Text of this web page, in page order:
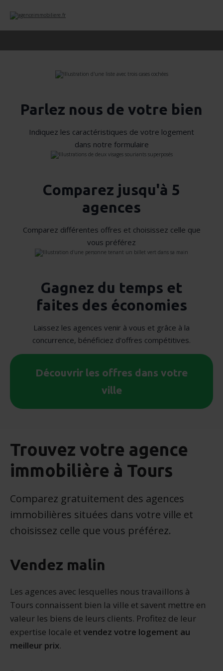
Parlez nous de votre bien
Indiquez les caractéristiques de votre logement
dans notre formulaire
Comparez jusqu'à 5
agences
Comparez différentes offres et choisissez celle que
vous préférez
Gagnez du temps et
faites des économies
Laissez les agences venir à vous et grâce à la
concurrence, bénéficiez d'offres compétitives.
Découvrir les offres dans votre
ville
Trouvez votre agence
immobilière à Tours
Comparez gratuitement des agences
immobilières situées dans votre ville et
choisissez celle que vous préférez.
Vendez malin
Les agences avec lesquelles nous travaillons à
Tours connaissent bien la ville et savent mettre en
valeur les biens de leurs clients. Profitez de leur
expertise locale etvendez votre logement au
meilleur prix.